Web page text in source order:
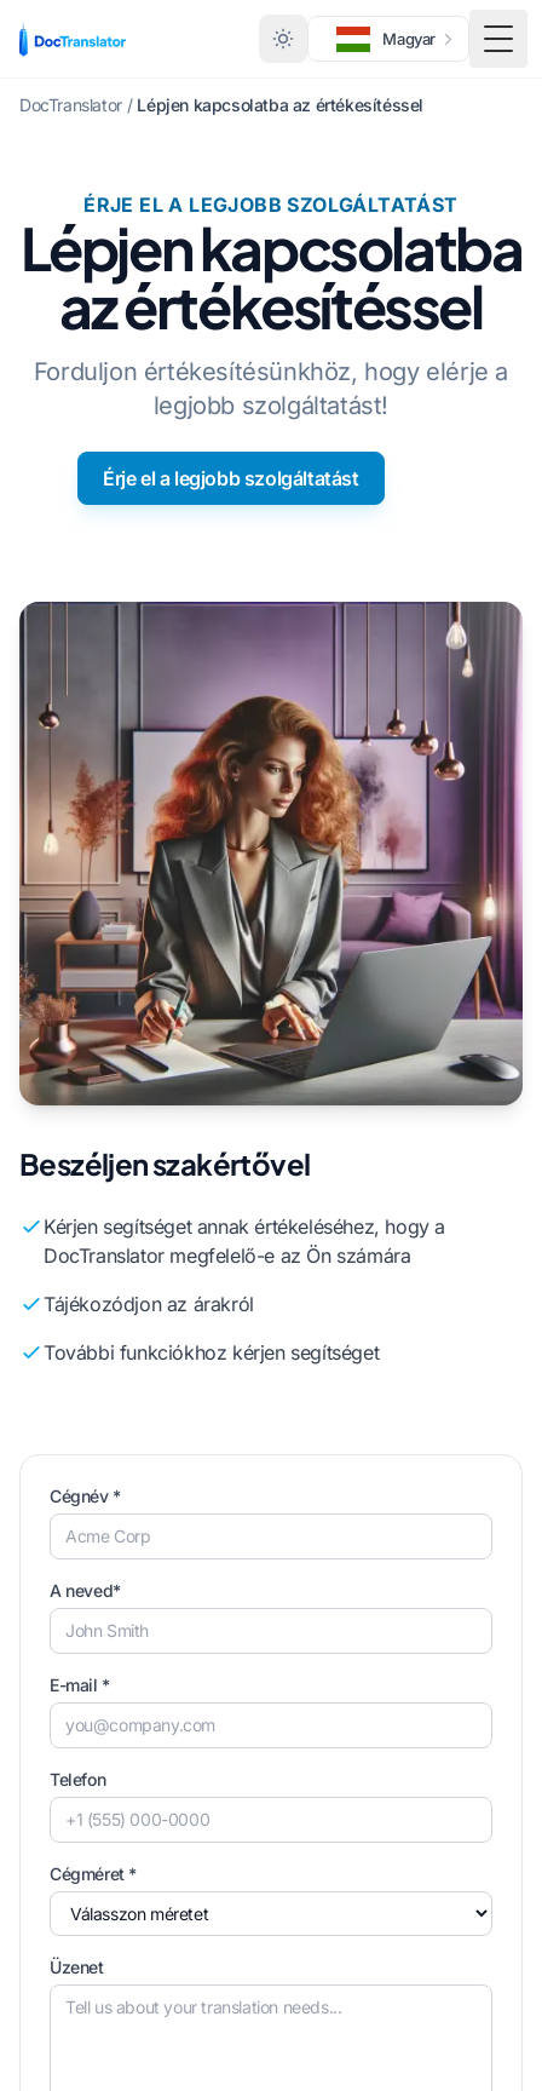
Magyar
DocTranslator / Lépjen kapcsolatba az értékesítéssel
ÉRJE EL A LEGJOBB SZOLGÁLTATÁST
Lépjen kapcsolatba
az értékesítéssel
Forduljon értékesítésünkhöz, hogy elérje a
legjobb szolgáltatást!
Érje el a legjobb szolgáltatást
Beszéljen szakértővel
Kérjen segítséget annak értékeléséhez, hogy a
DocTranslator megfelelő-e az Ön számára
Tájékozódjon az árakról
További funkciókhoz kérjen segítséget
Cégnév *
A neved*
E-mail *
Telefon
Cégméret *
Üzenet